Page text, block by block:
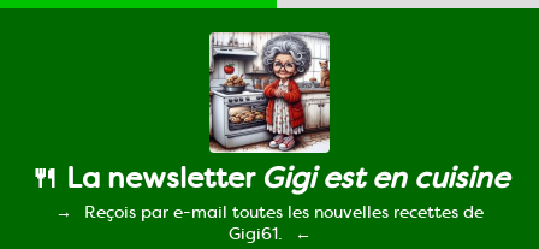
🍴 La newsletter Gigi est en cuisine
Reçois par e-mail toutes les nouvelles recettes de
Gigi61.